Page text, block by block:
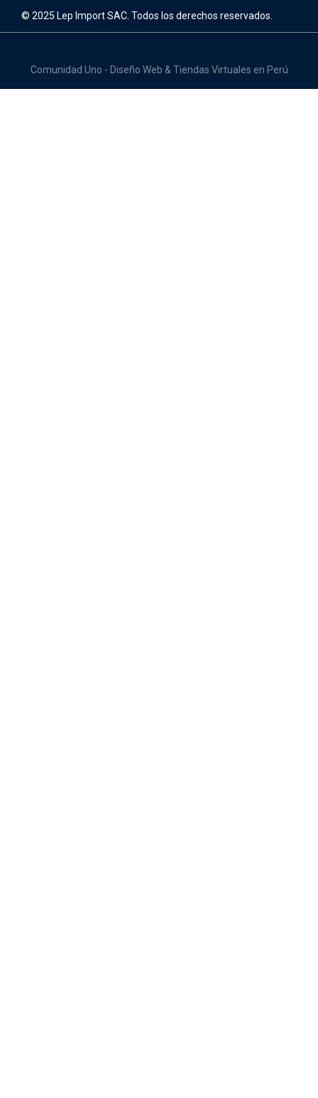
© 2025 Lep Import SAC. Todos los derechos reservados.
Comunidad Uno - Diseño Web & Tiendas Virtuales en Perú